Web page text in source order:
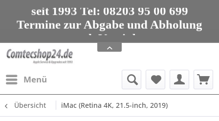
seit 1993 Tel: 08203 95 00 699
Termine zur Abgabe und Abholung
nur nach Vereinbarung
Apple Service, Upgrades und Zubehör
seit 1993 Tel: 08203 95 00 699
Menü
Übersicht iMac (Retina 4K, 21.5-inch, 2019)